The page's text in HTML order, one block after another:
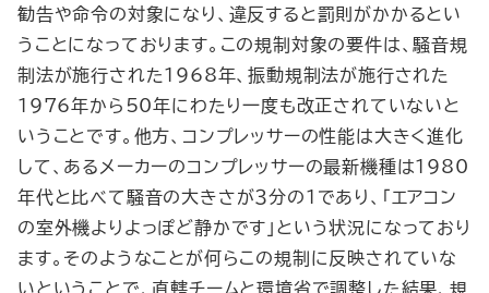
勧告や命令の対象になり、違反すると罰則がかかるとい
うことになっております。この規制対象の要件は、騒音規
制法が施行された1968年、振動規制法が施行された
1976年から50年にわたり一度も改正されていないと
いうことです。他方、コンプレッサーの性能は大きく進化
して、あるメーカーのコンプレッサーの最新機種は1980
年代と比べて騒音の大きさが３分の１であり、「エアコン
の室外機よりよっぽど静かです」という状況になっており
ます。そのようなことが何らこの規制に反映されていな
いということで、直轄チームと環境省で調整した結果、規